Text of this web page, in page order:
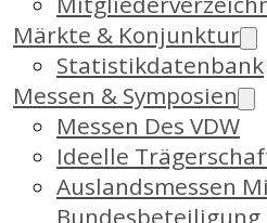
Märkte & Konjunktur
Statistikdatenbank
Messen & Symposien
Messen Des VDW
Ideelle
Auslandsmessen
Bundesbeteiligung